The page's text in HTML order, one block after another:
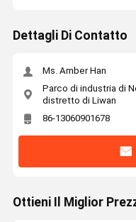
Dettagli Di Contatto
Ms. Amber Han
Parco di industria di
distretto di Liwan
86-13060901678
Ottieni Il Miglior